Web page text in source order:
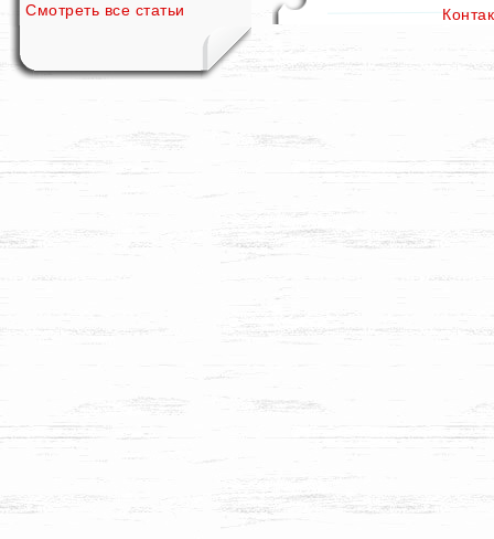
Смотреть все статьи